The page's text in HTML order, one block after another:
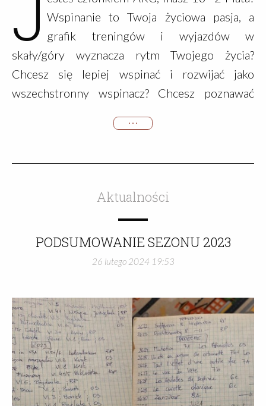
Wspinanie to Twoja życiowa pasja, a
grafik treningów i wyjazdów w
skały/góry wyznacza rytm Twojego życia?
Chcesz się lepiej wspinać i rozwijać jako
wszechstronny wspinacz? Chcesz poznawać
PRZYJDŹ NA SPOTKANIE ORGANIZACYJNE!
• • •
Aktualności
PODSUMOWANIE SEZONU 2023
26 lutego 2024 19:53